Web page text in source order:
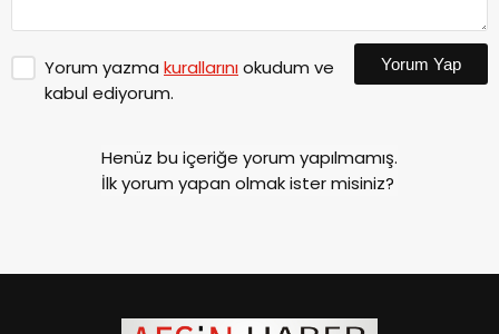
Yorum yazma kurallarınıokudum ve
kabul ediyorum.
Yorum Yap
Henüz bu içeriğe yorum yapılmamış.
İlk yorum yapan olmak ister misiniz?